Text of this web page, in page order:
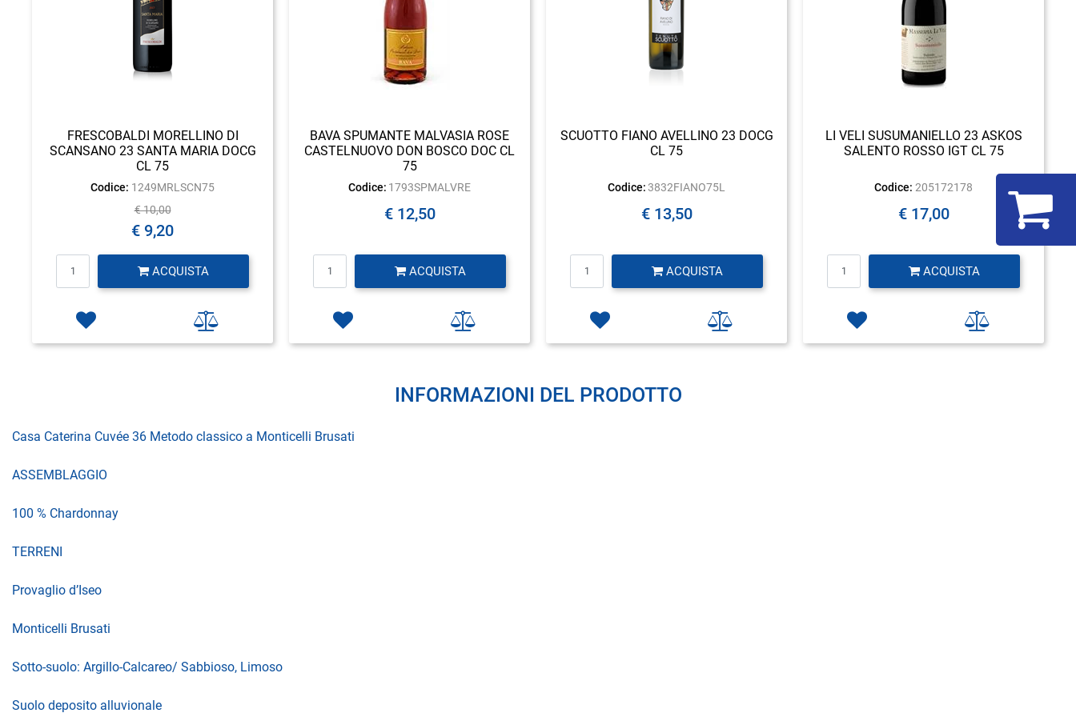
FRESCOBALDI MORELLINO DI
SCANSANO 23 SANTA MARIA DOCG
CL 75
Codice: 1249MRLSCN75
€ 10,00
€ 9,20
ACQUISTA
BAVA SPUMANTE MALVASIA ROSE
CASTELNUOVO DON BOSCO DOC CL
75
Codice: 1793SPMALVRE
€ 12,50
ACQUISTA
SCUOTTO FIANO AVELLINO 23 DOCG
CL 75
Codice: 3832FIANO75L
€ 13,50
ACQUISTA
LI VELI SUSUMANIELLO 23 ASKOS
SALENTO ROSSO IGT CL 75
Codice: 205172178
€ 17,00
ACQUISTA
INFORMAZIONI DEL PRODOTTO
Casa Caterina Cuvée 36 Metodo classico a Monticelli Brusati
ASSEMBLAGGIO
100 % Chardonnay
TERRENI
Provaglio d’Iseo
Monticelli Brusati
Sotto-suolo: Argillo-Calcareo/ Sabbioso, Limoso
Suolo deposito alluvionale